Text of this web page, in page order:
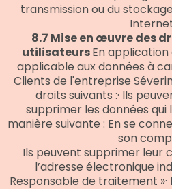
transmission ou du
8.7 Mise en œuvre des
utilisateursEn
applicable aux données à
Clients de l'entreprise
droits suivants :· Ils
supprimer les données
manière suivante : En se
son
Ils peuvent supprimer leur
l’adresse électronique
Responsable de traitement